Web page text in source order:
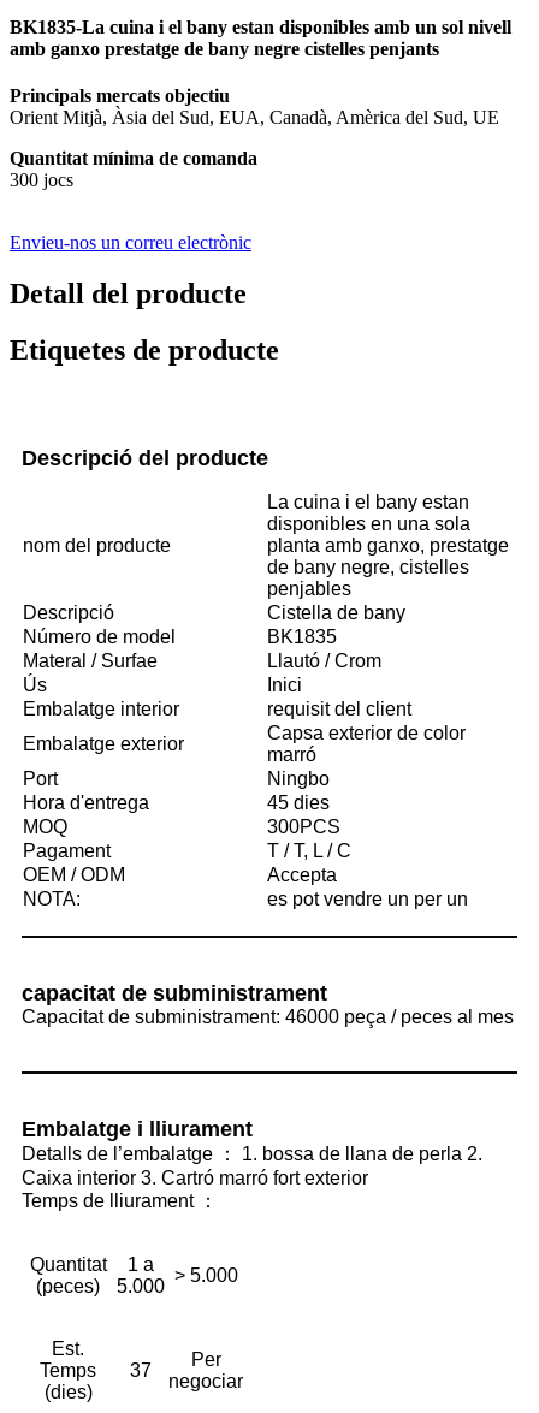
BK1835-La cuina i el bany estan disponibles amb un sol nivell
amb ganxo prestatge de bany negre cistelles penjants
Principals mercats objectiu
Orient Mitjà, Àsia del Sud, EUA, Canadà, Amèrica del Sud, UE
Quantitat mínima de comanda
300 jocs
Envieu-nos un correu electrònic
Detall del producte
Etiquetes de producte
Descripció del producte
nom del producte
La cuina i el bany estan
disponibles en una sola
planta amb ganxo, prestatge
de bany negre, cistelles
penjables
Descripció
Cistella de bany
Número de model
BK1835
Materal / Surfae
Llautó / Crom
Ús
Inici
Embalatge interior
requisit del client
Embalatge exterior
Capsa exterior de color
marró
Port
Ningbo
Hora d'entrega
45 dies
MOQ
300PCS
Pagament
T / T, L / C
OEM / ODM
Accepta
NOTA:
es pot vendre un per un
capacitat de subministrament
Capacitat de subministrament: 46000 peça / peces al mes
Embalatge i lliurament
Detalls de l’embalatge ： 1. bossa de llana de perla 2.
Caixa interior 3. Cartró marró fort exterior
Temps de lliurament ：
Quantitat
(peces)
1 a
5.000
> 5.000
Est.
Temps
(dies)
37
Per
negociar